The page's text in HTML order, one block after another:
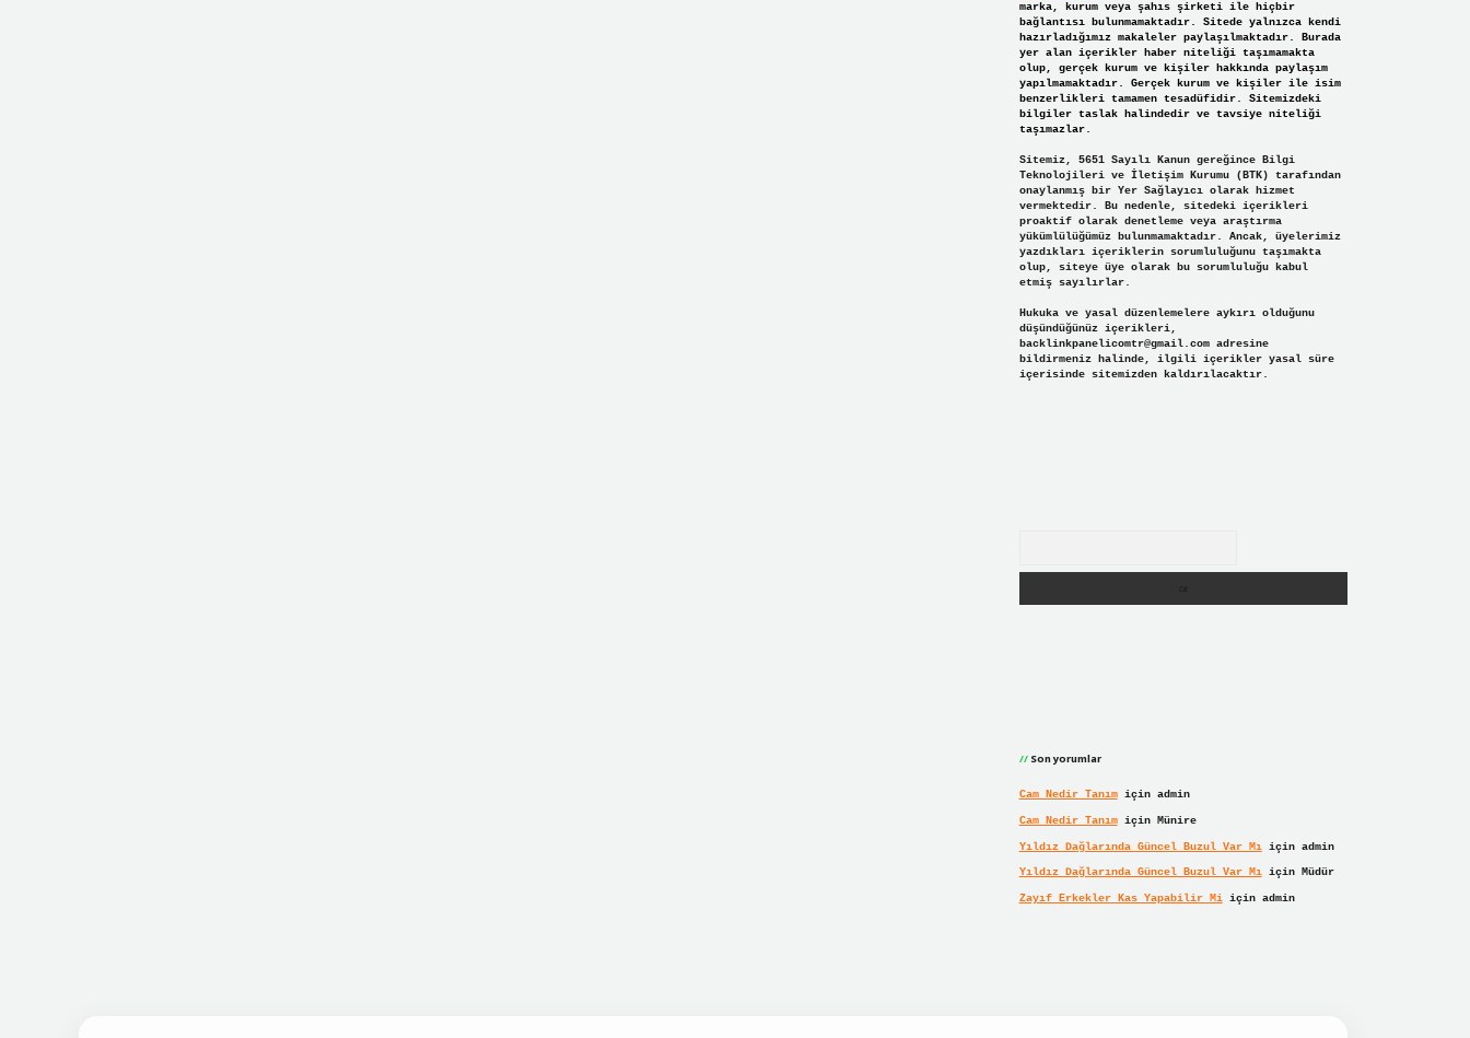
marka, kurum veya şahıs şirketi ile hiçbir
bağlantısı bulunmamaktadır. Sitede yalnızca kendi
hazırladığımız makaleler paylaşılmaktadır. Burada
yer alan içerikler haber niteliği taşımamakta
olup, gerçek kurum ve kişiler hakkında paylaşım
yapılmamaktadır. Gerçek kurum ve kişiler ile isim
benzerlikleri tamamen tesadüfidir. Sitemizdeki
bilgiler taslak halindedir ve tavsiye niteliği
taşımazlar.
Sitemiz, 5651 Sayılı Kanun gereğince Bilgi
Teknolojileri ve İletişim Kurumu (BTK) tarafından
onaylanmış bir Yer Sağlayıcı olarak hizmet
vermektedir. Bu nedenle, sitedeki içerikleri
proaktif olarak denetleme veya araştırma
yükümlülüğümüz bulunmamaktadır. Ancak, üyelerimiz
yazdıkları içeriklerin sorumluluğunu taşımakta
olup, siteye üye olarak bu sorumluluğu kabul
etmiş sayılırlar.
Hukuka ve yasal düzenlemelere aykırı olduğunu
düşündüğünüz içerikleri,
backlinkpanelicomtr@gmail.comadresine
bildirmeniz halinde, ilgili içerikler yasal süre
içerisinde sitemizden kaldırılacaktır.
Son yorumlar
Cam Nedir Tanımiçin admin
Cam Nedir Tanımiçin Münire
Yıldız Dağlarında Güncel Buzul Var Mıiçin admin
Yıldız Dağlarında Güncel Buzul Var Mıiçin Müdür
Zayıf Erkekler Kas Yapabilir Miiçin admin